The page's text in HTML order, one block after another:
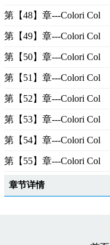
第【48】章---Colori Col
第【49】章---Colori Col
第【50】章---Colori Col
第【51】章---Colori Col
第【52】章---Colori Col
第【53】章---Colori Col
第【54】章---Colori Col
第【55】章---Colori Col
章节详情